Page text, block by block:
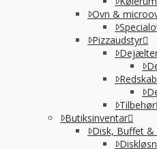
Ovn &
Pizzaudstyr
Tilbehør
Butiksinventar
Disk, Buffet &